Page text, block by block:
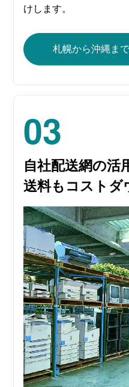
けします。
札幌から沖縄ま
03
自社配送網の活
送料もコストダ